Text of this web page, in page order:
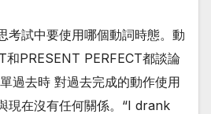
考試中要使用哪個動詞時態。動
PRESENT PERFECT都談論
過去時 對過去完成的動作使用
現在沒有任何關係。“I drank